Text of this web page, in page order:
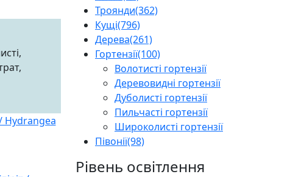
Троянди(362)
Кущі(796)
Дерева(261)
Гортензії(100)
Волотисті гортензії
Деревовидні гортензії
Дуболисті гортензії
Пильчасті гортензії
Широколисті гортензії
Півонії(98)
Рівень освітлення